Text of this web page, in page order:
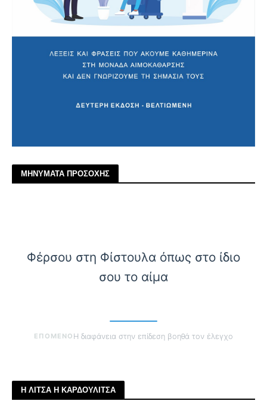
ΜΗΝΥΜΑΤΑ ΠΡΟΣΟΧΗΣ
Φέρσου στη Φίστουλα όπως στο ίδιο
σου το αίμα
ΕΠΟΜΕΝΟ Η διαφάνεια στην επίδεση βοηθά τον έλεγχο
Η ΛΙΤΣΑ Η ΚΑΡΔΟΥΛΙΤΣΑ